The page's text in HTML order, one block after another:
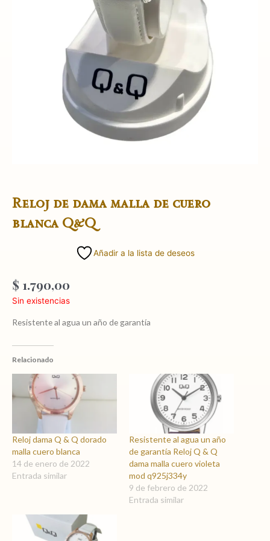
Reloj de dama malla de cuero
blanca Q&Q
Añadir a la lista de deseos
$ 1.790,00
Sin existencias
Resistente al agua un año de garantía
Relacionado
Reloj dama Q & Q dorado
malla cuero blanca
14 de enero de 2022
Entrada similar
Resistente al agua un año
de garantía Reloj Q & Q
dama malla cuero violeta
mod q925j334y
9 de febrero de 2022
Entrada similar